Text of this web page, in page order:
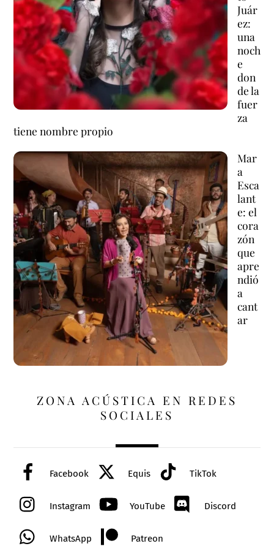
Juár
ez:
una
noch
e
don
de la
fuer
za
tiene nombre propio
Mar
a
Esca
lant
e: el
cora
zón
que
apre
ndió
a
cant
ar
ZONA ACÚSTICA EN REDES
SOCIALES
Facebook Equis TikTok
Instagram YouTube Discord
WhatsApp Patreon